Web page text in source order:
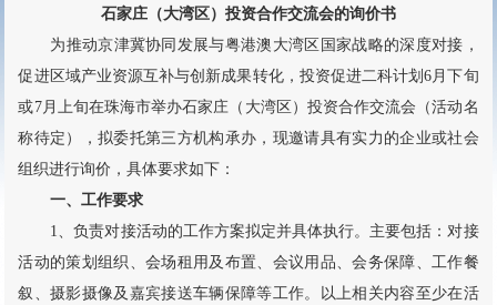
石家庄（大湾区）投资合作交流会的询价书
为推动京津冀协同发展与粤港澳大湾区国家战略的深度对接，
促进区域产业资源互补与创新成果转化，投资促进二科计划6月下旬
或7月上旬在珠海市举办石家庄（大湾区）投资合作交流会（活动名
称待定），拟委托第三方机构承办，现邀请具有实力的企业或社会
组织进行询价，具体要求如下：
一、工作要求
1、负责对接活动的工作方案拟定并具体执行。主要包括：对接
活动的策划组织、会场租用及布置、会议用品、会务保障、工作餐
叙、摄影摄像及嘉宾接送车辆保障等工作。以上相关内容至少在活